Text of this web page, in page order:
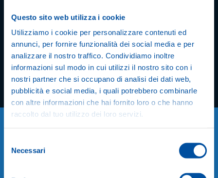
Questo sito web utilizza i cookie
Utilizziamo i cookie per personalizzare contenuti ed
annunci, per fornire funzionalità dei social media e per
analizzare il nostro traffico. Condividiamo inoltre
informazioni sul modo in cui utilizzi il nostro sito con i
nostri partner che si occupano di analisi dei dati web,
pubblicità e social media, i quali potrebbero combinarle
con altre informazioni che hai fornito loro o che hanno
raccolto dal tuo utilizzo dei loro servizi.
delNecessari